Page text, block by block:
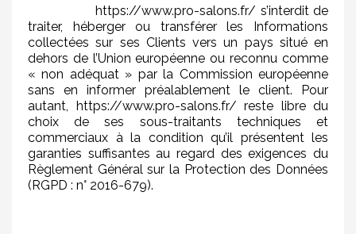
https://www.pro-salons.fr/ s’interdit de
traiter, héberger ou transférer les Informations
collectées sur ses Clients vers un pays situé en
dehors de l’Union européenne ou reconnu comme
« non adéquat » par la Commission européenne
sans en informer préalablement le client. Pour
autant, https://www.pro-salons.fr/ reste libre du
choix de ses sous-traitants techniques et
commerciaux à la condition qu’il présentent les
garanties suffisantes au regard des exigences du
Règlement Général sur la Protection des Données
(RGPD : n° 2016-679).